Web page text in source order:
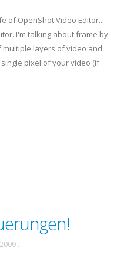
of OpenShot Video Editor...
I'm talking about frame by
layers of video and
pixel of your video (if
.